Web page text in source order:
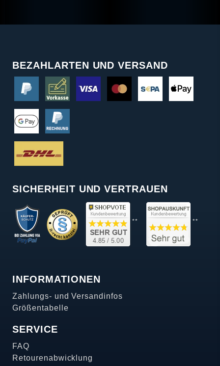
BEZAHLARTEN UND VERSAND
SICHERHEIT UND VERTRAUEN
** **
INFORMATIONEN
Zahlungs- und Versandinfos
Größentabelle
SERVICE
FAQ
Retourenabwicklung